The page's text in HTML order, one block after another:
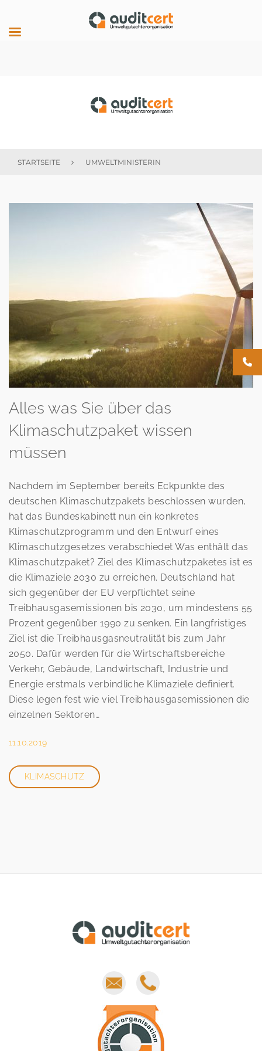
auditcert
STARTSEITE UMWELTMINISTERIN
Alles was Sie über das
Klimaschutzpaket wissen
müssen
Nachdem im September bereits Eckpunkte des
deutschen Klimaschutzpakets beschlossen wurden,
hat das Bundeskabinett nun ein konkretes
Klimaschutzprogramm und den Entwurf eines
Klimaschutzgesetzes verabschiedet Was enthält das
Klimaschutzpaket? Ziel des Klimaschutzpaketes ist es
die Klimaziele 2030 zu erreichen. Deutschland hat
sich gegenüber der EU verpflichtet seine
Treibhausgasemissionen bis 2030, um mindestens 55
Prozent gegenüber 1990 zu senken. Ein langfristiges
Ziel ist die Treibhausgasneutralität bis zum Jahr
2050. Dafür werden für die Wirtschaftsbereiche
Verkehr, Gebäude, Landwirtschaft, Industrie und
Energie erstmals verbindliche Klimaziele definiert.
Diese legen fest wie viel Treibhausgasemissionen die
einzelnen Sektoren…
11.10.2019
KLIMASCHUTZ
E-
mail